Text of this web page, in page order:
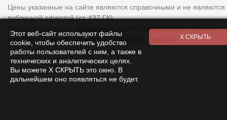
Цены указанные на сайте являются справочными и не являются
публичной офертой (ст. 437 ГК).
с сайта обязательно указание
прямой ссылки на источник.
Список всех товаров
Этот веб-сайт используют файлы
cookie, чтобы обеспечить удобство
работы пользователей с ним, а также в
технических и аналитических целях.
Вы можете Х СКРЫТЬ это окно. В
дальнейшем оно появляться не будет.